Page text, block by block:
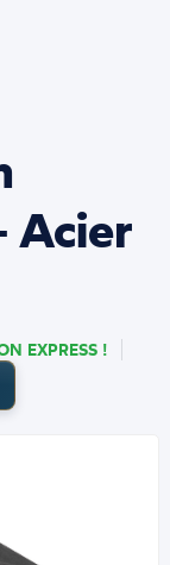
Acier
EXPRESS !